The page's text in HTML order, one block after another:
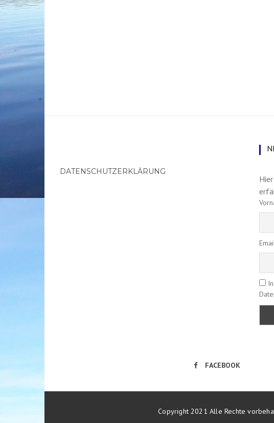
DATENSCHUTZERKLÄRUNG
FACEBOOK
Copyright 2021 Alle Rechte